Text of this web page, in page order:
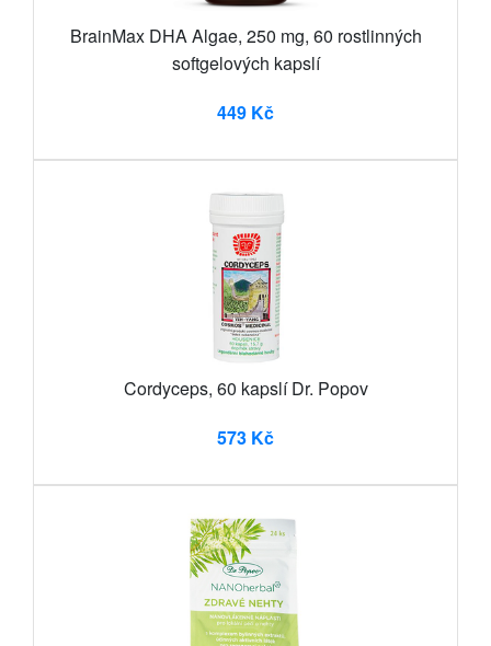
BrainMax DHA Algae, 250 mg, 60 rostlinných
softgelových kapslí
449 Kč
Cordyceps, 60 kapslí Dr. Popov
573 Kč